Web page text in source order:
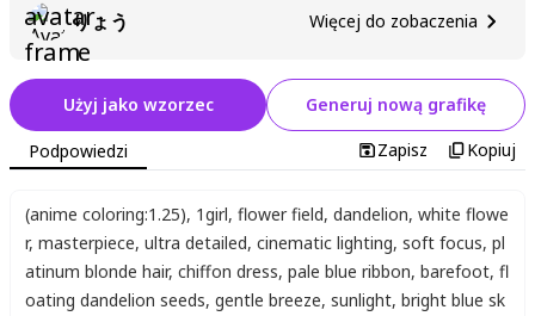
りょう Więcej do zobaczenia
Użyj jako wzorzec Generuj nową grafikę
Podpowiedzi Zapisz Kopiuj
(anime coloring:1.25), 1girl, flower field, dandelion, white flowe
r, masterpiece, ultra detailed, cinematic lighting, soft focus, pl
atinum blonde hair, chiffon dress, pale blue ribbon, barefoot, fl
oating dandelion seeds, gentle breeze, sunlight, bright blue sk